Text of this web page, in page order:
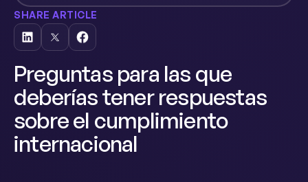
SHARE ARTICLE
Preguntas para las que
deberías tener respuestas
sobre el cumplimiento
internacional